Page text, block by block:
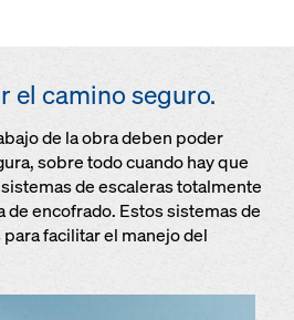
el camino seguro.
de la obra deben poder
sobre todo cuando hay que
de escaleras totalmente
de encofrado. Estos sistemas de
facilitar el manejo del